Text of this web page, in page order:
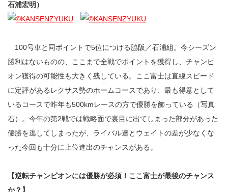
石浦宏明）
100号車と同ポイントで5位につける脇阪／石浦組。今シーズン
勝利はないものの、ここまで全戦でポイントを獲得し、チャンピ
オン獲得の可能性も大きく残している。ここ富士は直線スピード
に定評があるレクサス勢のホームコースであり、最も得意として
いるコースで昨年も500kmレースの方で優勝を飾っている（写真
右）。今年の第2戦では戦略面で裏目に出てしまった部分があった
優勝を逃してしまったが、ライバル達とウェイトの差が少なくな
った今回も十分に上位進出のチャンスがある。
【逆転チャンピオンには優勝が必須！ここ富士が最後のチャンス
か？】